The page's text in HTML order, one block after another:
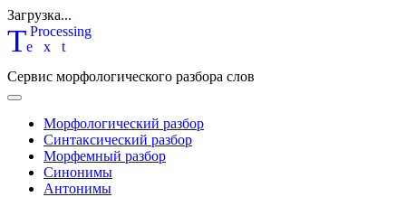
Загрузка...
Text
Processing
Сервис морфологического разбора слов
Морфологический разбор
Синтаксический разбор
Морфемный разбор
Синонимы
Антонимы